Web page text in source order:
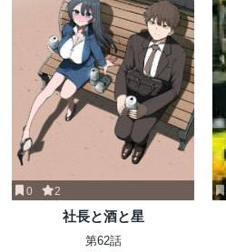
0 2
社長と酒と星
第62話